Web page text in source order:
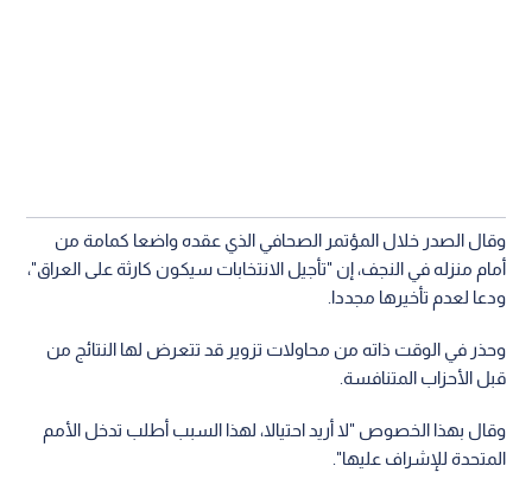
وقال الصدر خلال المؤتمر الصحافي الذي عقده واضعا كمامة من
أمام منزله في النجف، إن "تأجيل الانتخابات سيكون كارثة على العراق"،
ودعا لعدم تأخيرها مجددا.
وحذر في الوقت ذاته من محاولات تزوير قد تتعرض لها النتائج من
قبل الأحزاب المتنافسة.
وقال بهذا الخصوص "لا أريد احتيالا، لهذا السبب أطلب تدخل الأمم
المتحدة للإشراف عليها".